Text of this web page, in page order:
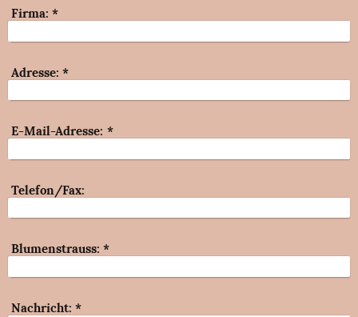
Firma: *
Adresse: *
E-Mail-Adresse: *
Telefon/Fax:
Blumenstrauss: *
Nachricht: *